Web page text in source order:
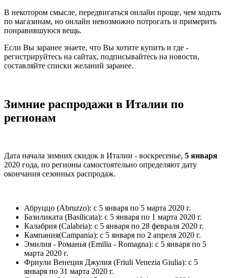
В некотором смысле, передвигаться онлайн проще, чем ходить
по магазинам, но онлайн невозможно потрогать и примерить
понравившуюся вещь.
Если Вы заранее знаете, что Вы хотите купить и где -
регистрируйтесь на сайтах, подписывайтесь на новости,
составляйте списки желаний заранее.
Зимние распродажи в Италии по
регионам
Дата начала зимних скидок в Италии - воскресенье, 5 января
2020 года, но регионы самостоятельно определяют дату
окончания сезонных распродаж.
Абруццо (Abruzzo): с 5 января по 5 марта 2020 г.
Базиликата (Basilicata): с 5 января по 1 марта 2020 г.
Калабрия (Calabria): с 5 января по 28 февраля 2020 г.
Кампания(Campania): с 5 января по 2 апреля 2020 г.
Эмилия - Романья (Emilia - Romagna): с 5 января по 5
марта 2020 г.
Фриули Венеция Джулия (Friuli Venezia Giulia): с 5
января по 31 марта 2020 г.